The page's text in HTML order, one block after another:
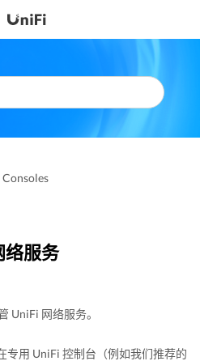
Consoles
络服务
UniFi 网络服务。
专用 UniFi 控制台（例如我们推荐的